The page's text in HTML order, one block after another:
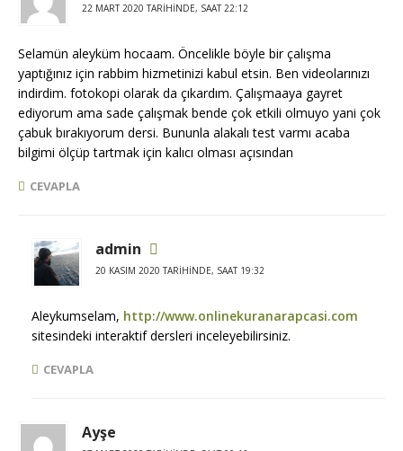
22 MART 2020 TARIHINDE, SAAT 22:12
Selamün aleyküm hocaam. Öncelikle böyle bir çalışma
yaptığınız için rabbim hizmetinizi kabul etsin. Ben videolarınızı
indirdim. fotokopi olarak da çıkardım. Çalışmaaya gayret
ediyorum ama sade çalışmak bende çok etkili olmuyo yani çok
çabuk bırakıyorum dersi. Bununla alakalı test varmı acaba
bilgimi ölçüp tartmak için kalıcı olması açısından
CEVAPLA
admin
20 KASIM 2020 TARIHINDE, SAAT 19:32
Aleykumselam, http://www.onlinekuranarapcasi.com
sitesindeki interaktif dersleri inceleyebilirsiniz.
CEVAPLA
Ayşe